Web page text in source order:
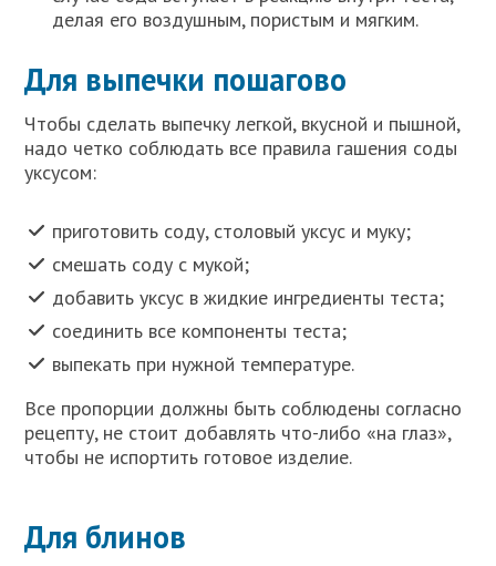
делая его воздушным, пористым и мягким.
Для выпечки пошагово
Чтобы сделать выпечку легкой, вкусной и пышной,
надо четко соблюдать все правила гашения соды
уксусом:
приготовить соду, столовый уксус и муку;
смешать соду с мукой;
добавить уксус в жидкие ингредиенты теста;
соединить все компоненты теста;
выпекать при нужной температуре.
Все пропорции должны быть соблюдены согласно
рецепту, не стоит добавлять что-либо «на глаз»,
чтобы не испортить готовое изделие.
Для блинов